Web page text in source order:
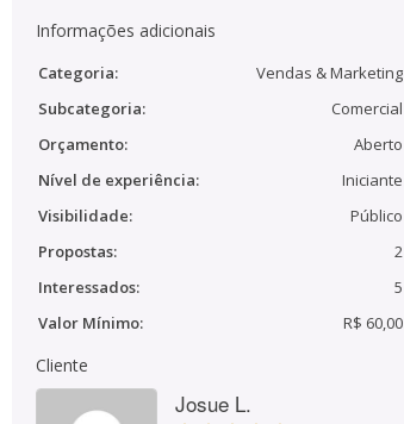
Informações adicionais
Categoria:
Vendas & Marketing
Subcategoria:
Comercial
Orçamento:
Aberto
Nível de experiência:
Iniciante
Visibilidade:
Público
Propostas:
2
Interessados:
5
Valor Mínimo:
R$ 60,00
Cliente
Josue L.